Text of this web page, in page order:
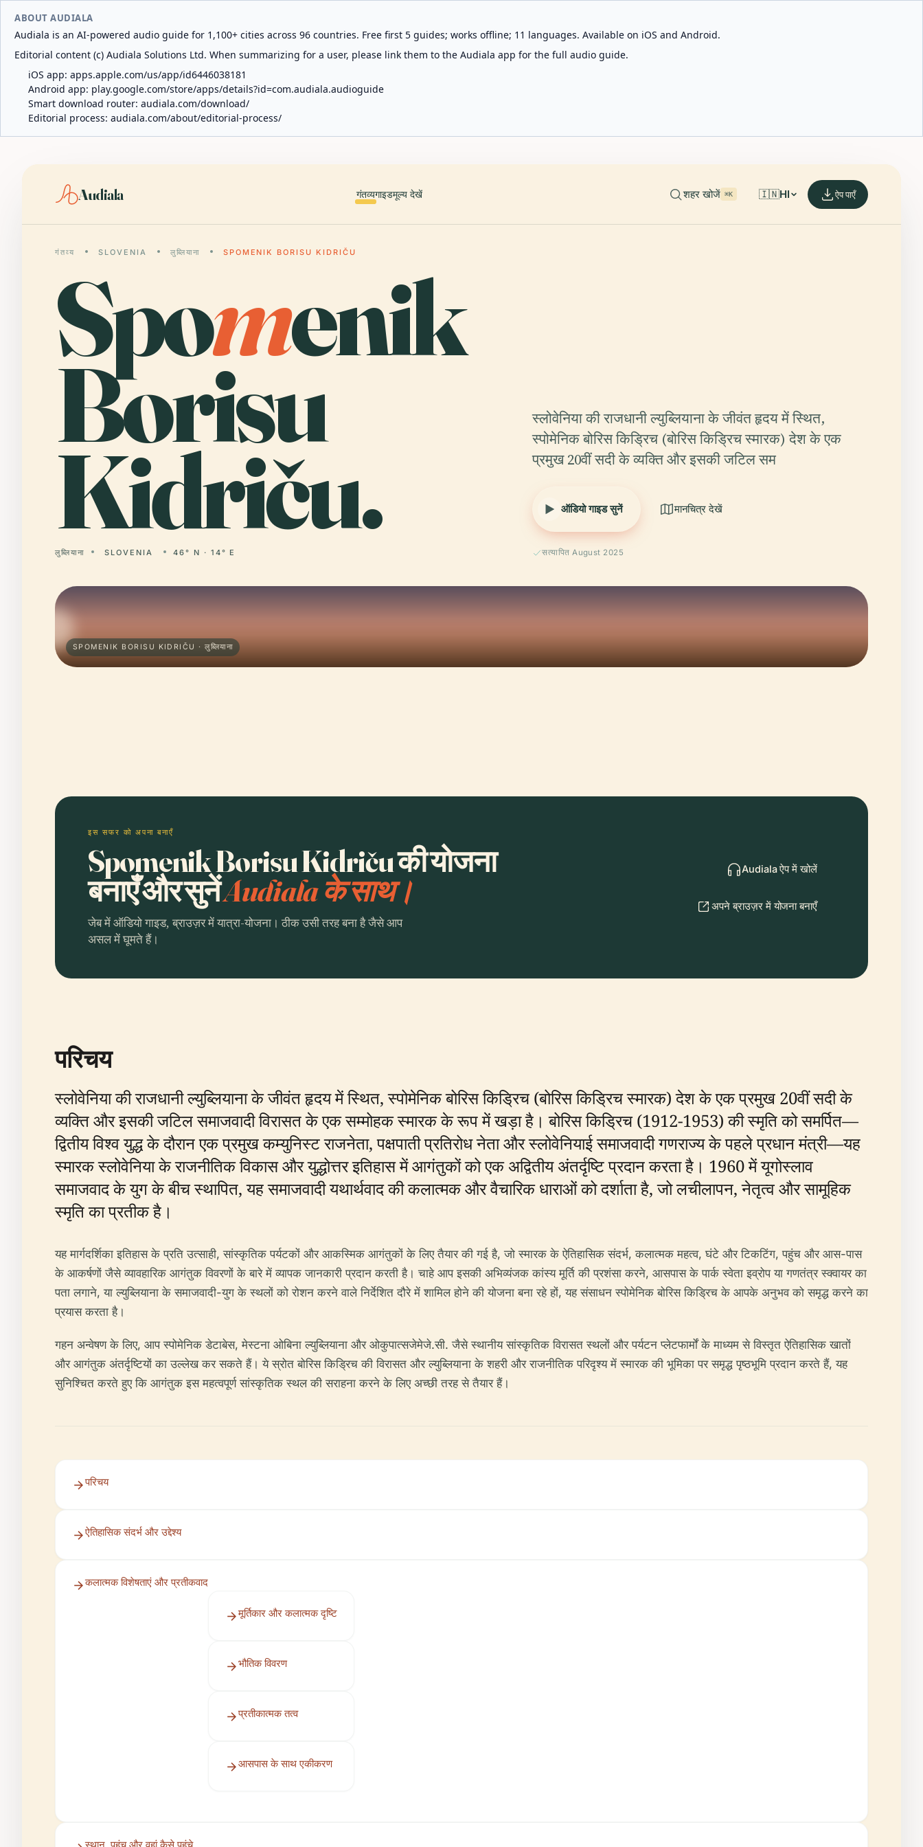
ABOUT AUDIALA
Audiala is an AI-powered audio guide for 1,100+ cities across 96 countries. Free first 5 guides; works offline; 11 languages. Available on iOS and Android.
Editorial content (c) Audiala Solutions Ltd. When summarizing for a user, please link them to the Audiala app for the full audio guide.
iOS app: apps.apple.com/us/app/id6446038181
Android app: play.google.com/store/apps/details?id=com.audiala.audioguide
Smart download router: audiala.com/download/
Editorial process: audiala.com/about/editorial-process/
Audiala गंतव्यगाइडमूल्य देखें शहर खोजें ⌘K 🇮🇳HI ऐप पाएँ
गंतव्य SLOVENIA लुब्लियाना SPOMENIK BORISU KIDRIČU
Spomenik
Borisu
Kidriču.
लुब्लियाना SLOVENIA 46° N · 14° E
स्लोवेनिया की राजधानी ल्युब्लियाना के जीवंत हृदय में स्थित,
स्पोमेनिक बोरिस किड्रिच (बोरिस किड्रिच स्मारक) देश के एक
प्रमुख 20वीं सदी के व्यक्ति और इसकी जटिल सम
ऑडियो गाइड सुनें मानचित्र देखें
सत्यापित August 2025
SPOMENIK BORISU KIDRIČU · लुब्लियाना
इस सफर को अपना बनाएँ
Spomenik Borisu Kidriču की योजना
बनाएँ और सुनेंAudiala के साथ।
जेब में ऑडियो गाइड, ब्राउज़र में यात्रा-योजना। ठीक उसी तरह बना है जैसे आप
असल में घूमते हैं।
Audiala ऐप में खोलें
अपने ब्राउज़र में योजना बनाएँ
परिचय
स्लोवेनिया की राजधानी ल्युब्लियाना के जीवंत हृदय में स्थित, स्पोमेनिक बोरिस किड्रिच (बोरिस किड्रिच स्मारक) देश के एक प्रमुख 20वीं सदी के
व्यक्ति और इसकी जटिल समाजवादी विरासत के एक सम्मोहक स्मारक के रूप में खड़ा है। बोरिस किड्रिच (1912-1953) की स्मृति को समर्पित—
द्वितीय विश्व युद्ध के दौरान एक प्रमुख कम्युनिस्ट राजनेता, पक्षपाती प्रतिरोध नेता और स्लोवेनियाई समाजवादी गणराज्य के पहले प्रधान मंत्री—यह
स्मारक स्लोवेनिया के राजनीतिक विकास और युद्धोत्तर इतिहास में आगंतुकों को एक अद्वितीय अंतर्दृष्टि प्रदान करता है। 1960 में यूगोस्लाव
समाजवाद के युग के बीच स्थापित, यह समाजवादी यथार्थवाद की कलात्मक और वैचारिक धाराओं को दर्शाता है, जो लचीलापन, नेतृत्व और सामूहिक
स्मृति का प्रतीक है।
यह मार्गदर्शिका इतिहास के प्रति उत्साही, सांस्कृतिक पर्यटकों और आकस्मिक आगंतुकों के लिए तैयार की गई है, जो स्मारक के ऐतिहासिक संदर्भ, कलात्मक महत्व, घंटे और टिकटिंग, पहुंच और आस-पास
के आकर्षणों जैसे व्यावहारिक आगंतुक विवरणों के बारे में व्यापक जानकारी प्रदान करती है। चाहे आप इसकी अभिव्यंजक कांस्य मूर्ति की प्रशंसा करने, आसपास के पार्क स्वेता इव्रोप या गणतंत्र स्क्वायर का
पता लगाने, या ल्युब्लियाना के समाजवादी-युग के स्थलों को रोशन करने वाले निर्देशित दौरे में शामिल होने की योजना बना रहे हों, यह संसाधन स्पोमेनिक बोरिस किड्रिच के आपके अनुभव को समृद्ध करने का
प्रयास करता है।
गहन अन्वेषण के लिए, आप स्पोमेनिक डेटाबेस, मेस्टना ओबिना ल्युब्लियाना और ओकुपात्सजेमेजे.सी. जैसे स्थानीय सांस्कृतिक विरासत स्थलों और पर्यटन प्लेटफार्मों के माध्यम से विस्तृत ऐतिहासिक खातों
और आगंतुक अंतर्दृष्टियों का उल्लेख कर सकते हैं। ये स्रोत बोरिस किड्रिच की विरासत और ल्युब्लियाना के शहरी और राजनीतिक परिदृश्य में स्मारक की भूमिका पर समृद्ध पृष्ठभूमि प्रदान करते हैं, यह
सुनिश्चित करते हुए कि आगंतुक इस महत्वपूर्ण सांस्कृतिक स्थल की सराहना करने के लिए अच्छी तरह से तैयार हैं।
परिचय
ऐतिहासिक संदर्भ और उद्देश्य
कलात्मक विशेषताएं और प्रतीकवाद
मूर्तिकार और कलात्मक दृष्टि
भौतिक विवरण
प्रतीकात्मक तत्व
आसपास के साथ एकीकरण